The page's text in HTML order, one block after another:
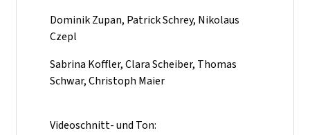
Dominik Zupan, Patrick Schrey, Nikolaus
Czepl
Sabrina Koffler, Clara Scheiber, Thomas
Schwar, Christoph Maier
Videoschnitt- und Ton: